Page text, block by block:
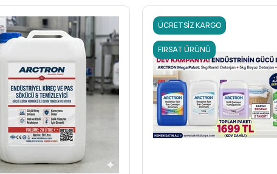
Ürününuzun kullanım ömrü ve etkin formülü sayesinde her
için şimdi Arctron Rust Ex Çamaşır Küf Pas Leke Çıkarıcı -
olarak kurtulmanın keyfini yaşayın!
ÜCRETSIZ KARGO
FIRSAT ÜRÜNÜ